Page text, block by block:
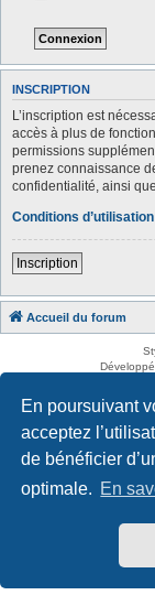
En poursuivant
acceptez
de bénéficier
optimale. En
INSCRIPTION
L’inscription est
accès à plus de
permissions
prenez connaissance
confidentialité, ainsi
Conditions d’utilisation
Inscription
Accueil du forum